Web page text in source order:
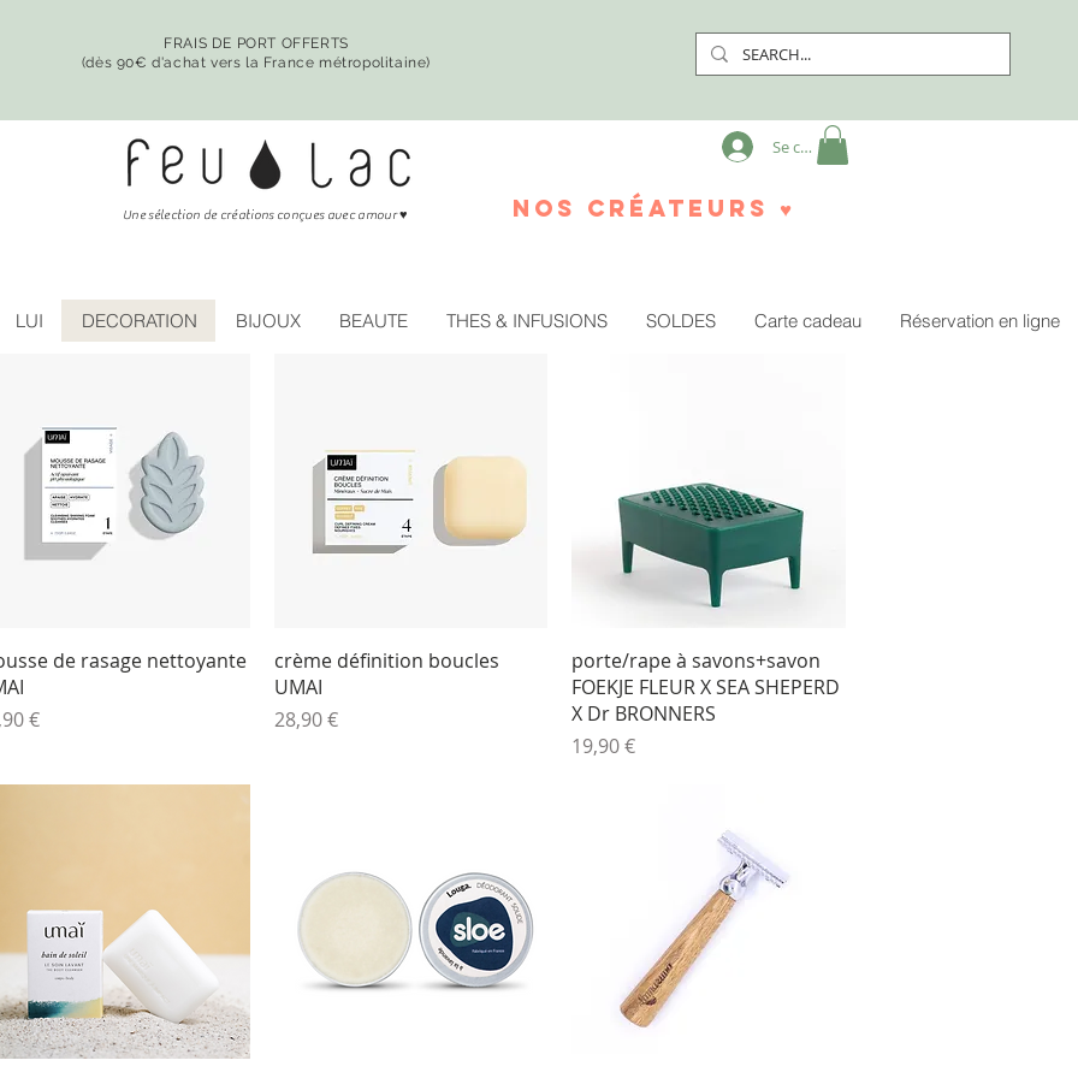
FRAIS DE PORT OFFERTS
(dès 90€ d'achat vers la France métropolitaine)
Une sélection de créations conçues avec amour♥
Se connecter
nos créateurs ♥
LUI DECORATION BIJOUX BEAUTE THES & INFUSIONS SOLDES Carte cadeau Réservation en ligne
Aperçu rapide
de rasage nettoyante
€
Aperçu rapide
crème définition boucles
UMAI
Prix
28,90 €
Aperçu rapide
porte/rape à savons+savon
FOEKJE FLEUR X SEA SHEPERD
X Dr BRONNERS
Prix
19,90 €